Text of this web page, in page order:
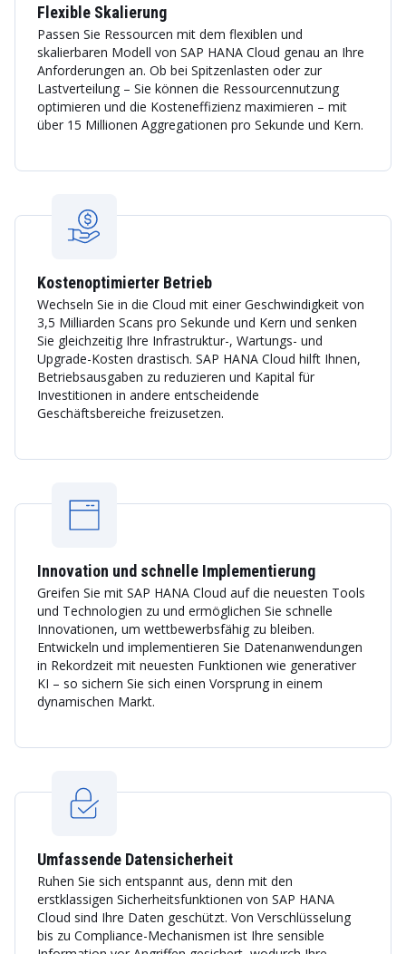
Flexible Skalierung
Passen Sie Ressourcen mit dem flexiblen und
skalierbaren Modell von SAP HANA Cloud genau an Ihre
Anforderungen an. Ob bei Spitzenlasten oder zur
Lastverteilung – Sie können die Ressourcennutzung
optimieren und die Kosteneffizienz maximieren – mit
über 15 Millionen Aggregationen pro Sekunde und Kern.
Kostenoptimierter Betrieb
Wechseln Sie in die Cloud mit einer Geschwindigkeit von
3,5 Milliarden Scans pro Sekunde und Kern und senken
Sie gleichzeitig Ihre Infrastruktur-, Wartungs- und
Upgrade-Kosten drastisch. SAP HANA Cloud hilft Ihnen,
Betriebsausgaben zu reduzieren und Kapital für
Investitionen in andere entscheidende
Geschäftsbereiche freizusetzen.
Innovation und schnelle Implementierung
Greifen Sie mit SAP HANA Cloud auf die neuesten Tools
und Technologien zu und ermöglichen Sie schnelle
Innovationen, um wettbewerbsfähig zu bleiben.
Entwickeln und implementieren Sie Datenanwendungen
in Rekordzeit mit neuesten Funktionen wie generativer
KI – so sichern Sie sich einen Vorsprung in einem
dynamischen Markt.
Umfassende Datensicherheit
Ruhen Sie sich entspannt aus, denn mit den
erstklassigen Sicherheitsfunktionen von SAP HANA
Cloud sind Ihre Daten geschützt. Von Verschlüsselung
bis zu Compliance-Mechanismen ist Ihre sensible